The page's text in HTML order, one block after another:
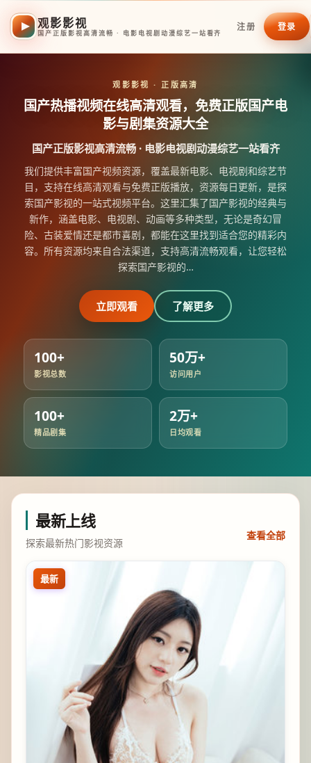
观影影视
国产正版影视高清流畅 · 电影电视剧动漫综艺一站看齐
注册 登录
观影影视 · 正版高清
国产热播视频在线高清观看，免费正版国产电
影与剧集资源大全
国产正版影视高清流畅 · 电影电视剧动漫综艺一站看齐
我们提供丰富国产视频资源，覆盖最新电影、电视剧和综艺节
目，支持在线高清观看与免费正版播放，资源每日更新，是探
索国产影视的一站式视频平台。这里汇集了国产影视的经典与
新作，涵盖电影、电视剧、动画等多种类型，无论是奇幻冒
险、古装爱情还是都市喜剧，都能在这里找到适合您的精彩内
容。所有资源均来自合法渠道，支持高清流畅观看，让您轻松
探索国产影视的…
立即观看 了解更多
100+
影视总数
50万+
访问用户
100+
精品剧集
2万+
日均观看
最新上线
探索最新热门影视资源
查看全部
最新